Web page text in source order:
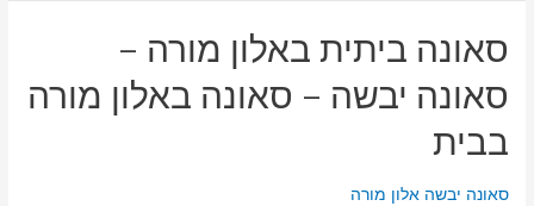
סאונה ביתית באלון מורה –
סאונה יבשה – סאונה באלון מורה
בבית
סאונה יבשה אלון מורה